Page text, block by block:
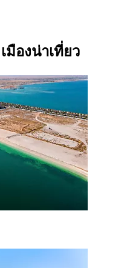
มืองน่าเที่ยว